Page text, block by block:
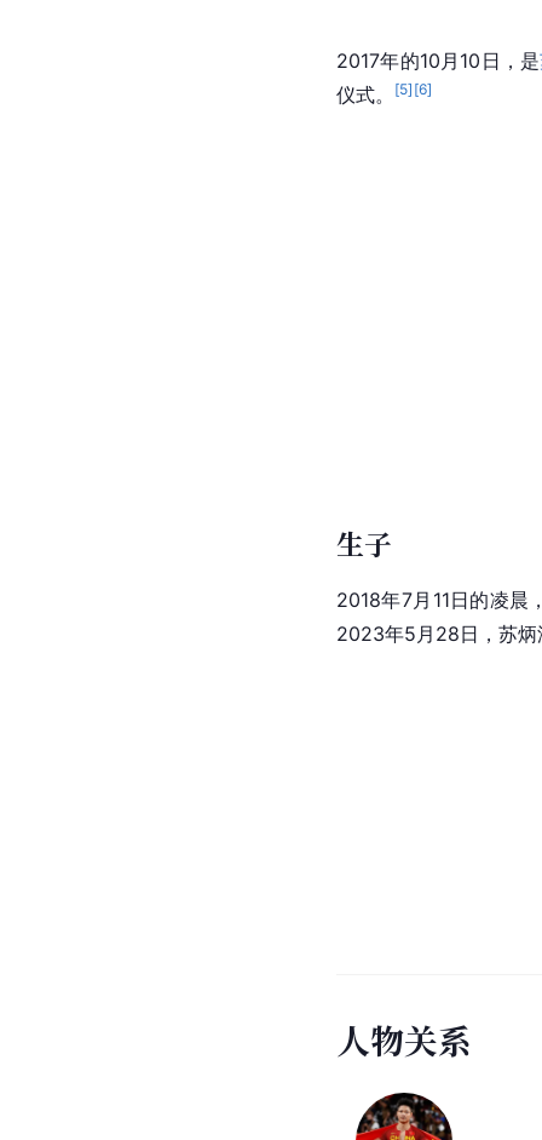
2017年的10月10日，是
仪式。
[5] [6]
生子
2018年7月11日的凌晨
2023年5月28日，苏炳
人物关系